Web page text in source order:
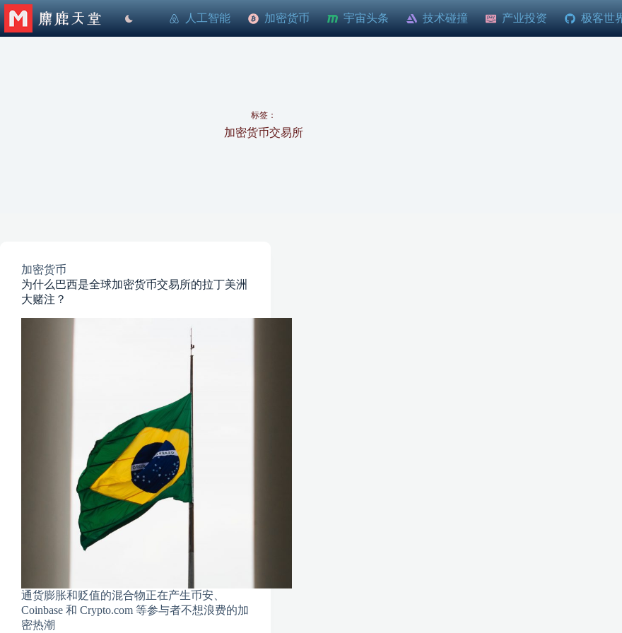
跳
至
人工智能 加密货币 宇宙头条 技术碰撞 产业投资 极客世
标签：
加密货币交易所
加密货币
为什么巴西是全球加密货币交易所的拉丁美洲
大赌注？
通货膨胀和贬值的混合物正在产生币安、
Coinbase 和 Crypto.com 等参与者不想浪费的加
密热潮